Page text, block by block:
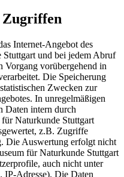
Zugriffen
Internet-Angebot des
Stuttgart und bei jedem Abruf
Vorgang vorübergehend in
Die Speicherung
Zwecken zur
In unregelmäßigen
Daten intern durch
Naturkunde Stuttgart
z.B. Zugriffe
Die Auswertung erfolgt nicht
für Naturkunde Stuttgart
auch nicht unter
IP-Adresse). Die Daten